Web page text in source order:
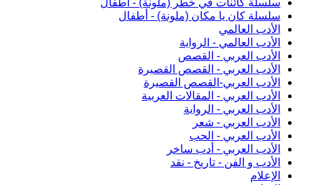
سلسلة كائنات في خطر (ملونة) - أطفال
سلسلة كان يا مكان (ملونة) - أطفال
الأدب العالمي
الأدب العالمي - الرواية
الأدب العربي - القصص
الأدب العربي - القصص القصيرة
الأدب العربي-القصص القصيرة
الأدب العربي - المقالات العربية
الأدب العربي - الرواية
الأدب العربي - شعر
الأدب العربي - الحب
الأدب العربي - أدب ساخر
الأدب و الفن - تاريخ - نقد
الإعلام